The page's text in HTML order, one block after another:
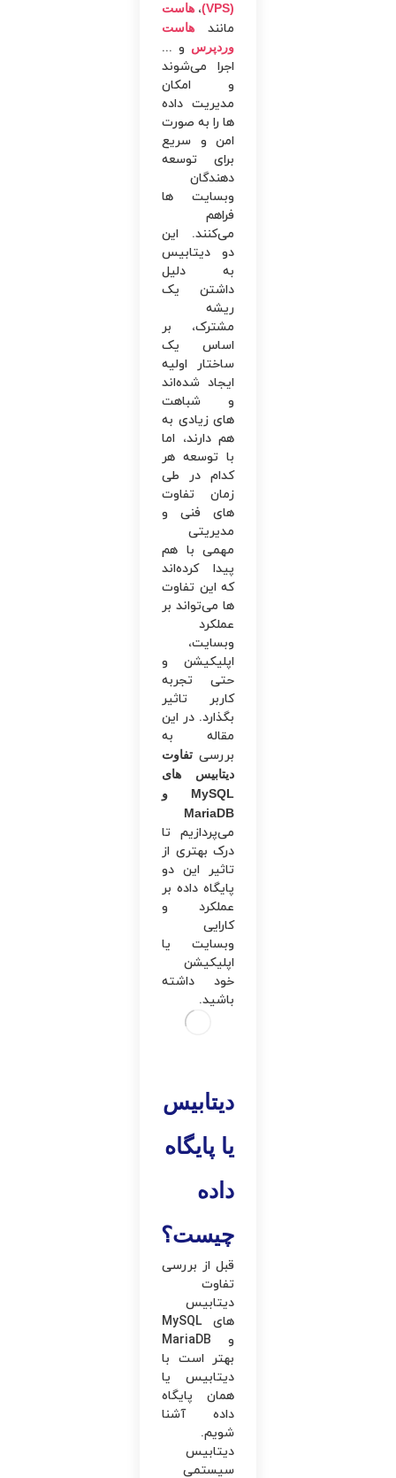
(VPS)
، هاست
مانند
هاست
وردپرس و ...
اجرا می‌شوند
و امکان
مدیریت داده
ها را به صورت
امن و سریع
برای توسعه
دهندگان
وبسایت ها
فراهم
می‌کنند. این
دو دیتابیس
به دلیل
داشتن یک
ریشه
مشترک، بر
اساس یک
ساختار اولیه
ایجاد شده‌اند
و شباهت
های زیادی به
هم دارند، اما
با توسعه هر
کدام در طی
زمان تفاوت
های فنی و
مدیریتی
مهمی با هم
پیدا کرده‌اند
که این تفاوت
ها می‌تواند بر
عملکرد
وبسایت،
اپلیکیشن و
حتی تجربه
کاربر تاثیر
بگذارد. در این
مقاله به
بررسی تفاوت
دیتابیس های
MySQL و
MariaDB
می‌پردازیم تا
درک بهتری از
تاثیر این دو
پایگاه داده بر
عملکرد و
کارایی
وبسایت یا
اپلیکیشن
خود داشته
باشید.
دیتابیس
یا پایگاه
داده
چیست؟
قبل از بررسی
تفاوت
دیتابیس
های MySQL
و MariaDB
بهتر است با
دیتابیس یا
همان پایگاه
داده آشنا
شویم.
دیتابیس
سیستمی